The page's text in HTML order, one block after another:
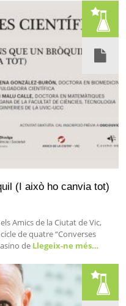
(I això ho canvia tot)
Amics de la Ciutat de Vic,
de quatre “Converses
de Llegeix-ne més…